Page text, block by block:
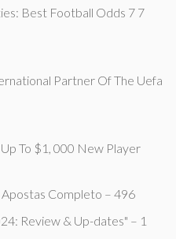
Best Football Odds 7 7
Partner Of The Uefa
To $1, 000 New Player
Completo – 496
Review & Up-dates" – 1